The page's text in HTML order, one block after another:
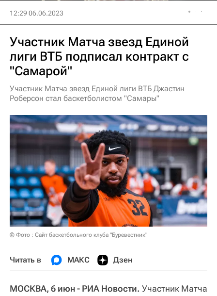
12:29 06.06.2023
Участник Матча звезд Единой
лиги ВТБ подписал контракт с
"Самарой"
Участник Матча звезд Единой лиги ВТБ Джастин
Роберсон стал баскетболистом "Самары"
© Фото : Сайт баскетбольного клуба "Буревестник"
Читать в МАКС Дзен
МОСКВА, 6 июн - РИА Новости. Участник Матча